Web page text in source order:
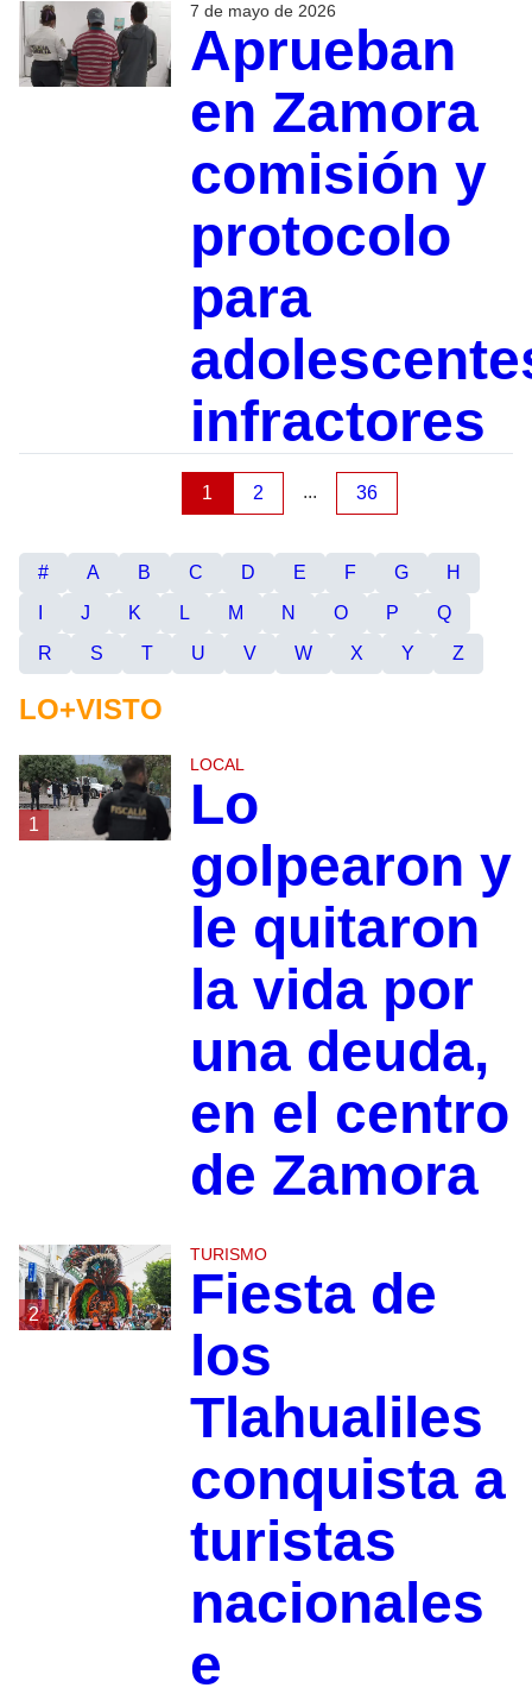
7 de mayo de 2026
Aprueban
en Zamora
comisión y
protocolo
para
infractores
1 2 ... 36
# A B C D E F G
H
J K L M N O P
Q
R
S T U V W X Y Z
LO+VISTO
1
LOCAL
Lo
golpearon y
le quitaron
la vida por
una deuda,
en el centro
de Zamora
2
TURISMO
Fiesta de
los
Tlahualiles
conquista a
turistas
nacionales
e